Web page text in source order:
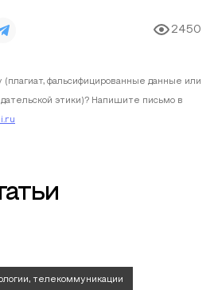
2450
фальсифицированные данные или
этики)? Напишите письмо в
телекоммуникации